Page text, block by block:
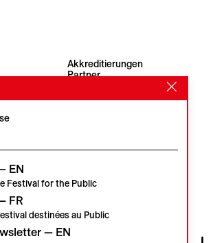
Akkreditierungen
Partner
#VisionsduReel
EN
Festival for the Public
FR
destinées au Public
— EN